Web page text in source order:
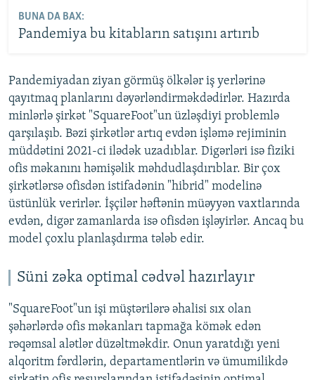
BUNA DA BAX:
Pandemiya bu kitabların satışını artırıb
Pandemiyadan ziyan görmüş ölkələr iş yerlərinə
qayıtmaq planlarını dəyərləndirməkdədirlər. Hazırda
minlərlə şirkət "SquareFoot"un üzləşdiyi problemlə
qarşılaşıb. Bəzi şirkətlər artıq evdən işləmə rejiminin
müddətini 2021-ci ilədək uzadıblar. Digərləri isə fiziki
ofis məkanını həmişəlik məhdudlaşdırıblar. Bir çox
şirkətlərsə ofisdən istifadənin "hibrid" modelinə
üstünlük verirlər. İşçilər həftənin müəyyən vaxtlarında
evdən, digər zamanlarda isə ofisdən işləyirlər. Ancaq bu
model çoxlu planlaşdırma tələb edir.
Süni zəka optimal cədvəl hazırlayır
"SquareFoot"un işi müştərilərə əhalisi sıx olan
şəhərlərdə ofis məkanları tapmağa kömək edən
rəqəmsal alətlər düzəltməkdir. Onun yaratdığı yeni
alqoritm fərdlərin, departamentlərin və ümumilikdə